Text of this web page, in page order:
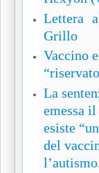
Lettera
Grillo
Vaccino
La
emessa
esiste
del